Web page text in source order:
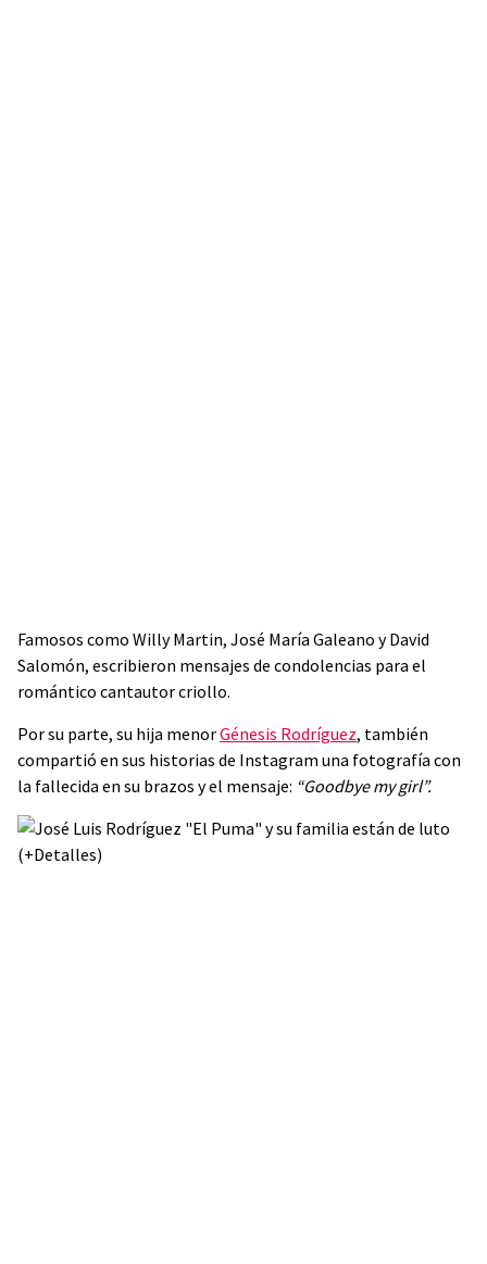
Famosos como Willy Martin, José María Galeano y David
Salomón, escribieron mensajes de condolencias para el
romántico cantautor criollo.
Por su parte, su hija menorGénesis Rodríguez, también
compartió en sus historias de Instagram una fotografía con
la fallecida en su brazos y el mensaje: “Goodbye my girl”.